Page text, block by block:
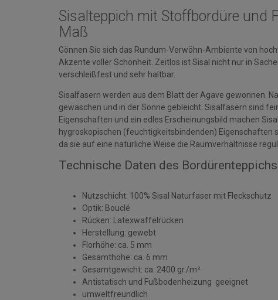
Sisalteppich mit Stoffbordüre und
Maß
Gönnen Sie sich das Rundum-Verwöhn-Ambiente von
Akzente voller Schönheit. Zeitlos ist Sisal nicht nur in
verschleißfest und sehr haltbar.
Sisalfasern werden aus dem Blatt der Agave gewonnen.
gewaschen und in der Sonne gebleicht. Sisalfasern sind
Eigenschaften und ein edles Erscheinungsbild machen
hygroskopischen (feuchtigkeitsbindenden)
da sie auf eine natürliche Weise die Raumverhältnisse
Technische Daten des
Nutzschicht: 100% Sisal Naturfaser mit Fleckschutz
Optik: Bouclé
Rücken: Latexwaffelrücken
Herstellung: gewebt
Florhöhe: ca. 5 mm
Gesamthöhe: ca. 6 mm
Gesamtgewicht: ca. 2400 gr./m²
Antistatisch und Fußbodenheizung geeignet
umweltfreundlich